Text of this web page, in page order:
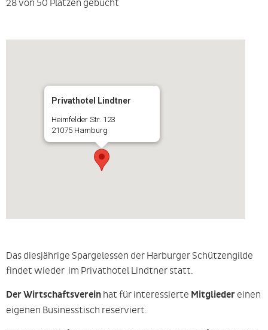
28 von 50 Plätzen gebucht
Privathotel Lindtner
Heimfelder Str. 123
21075 Hamburg
Das diesjährige Spargelessen der Harburger Schützengilde
findet wieder im Privathotel Lindtner statt.
Der Wirtschaftsverein hat für interessierte Mitglieder einen
eigenen Businesstisch reserviert.